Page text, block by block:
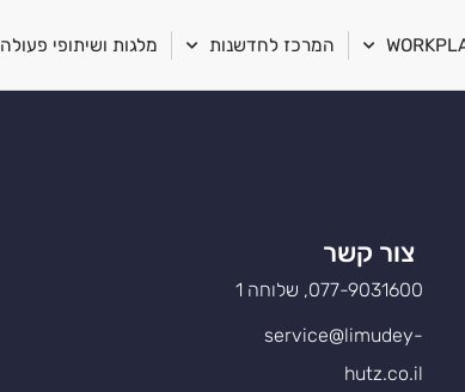
המרכז לחדשנות מלגות ושיתופי פעולה
צור קשר
077-9031600, שלוחה 1
service@limudey-
hutz.co.il